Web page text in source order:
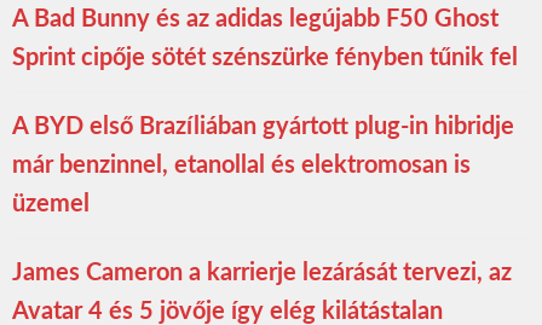
A Bad Bunny és az adidas legújabb F50 Ghost
Sprint cipője sötét szénszürke fényben tűnik fel
A BYD első Brazíliában gyártott plug-in hibridje
már benzinnel, etanollal és elektromosan is
üzemel
James Cameron a karrierje lezárását tervezi, az
Avatar 4 és 5 jövője így elég kilátástalan